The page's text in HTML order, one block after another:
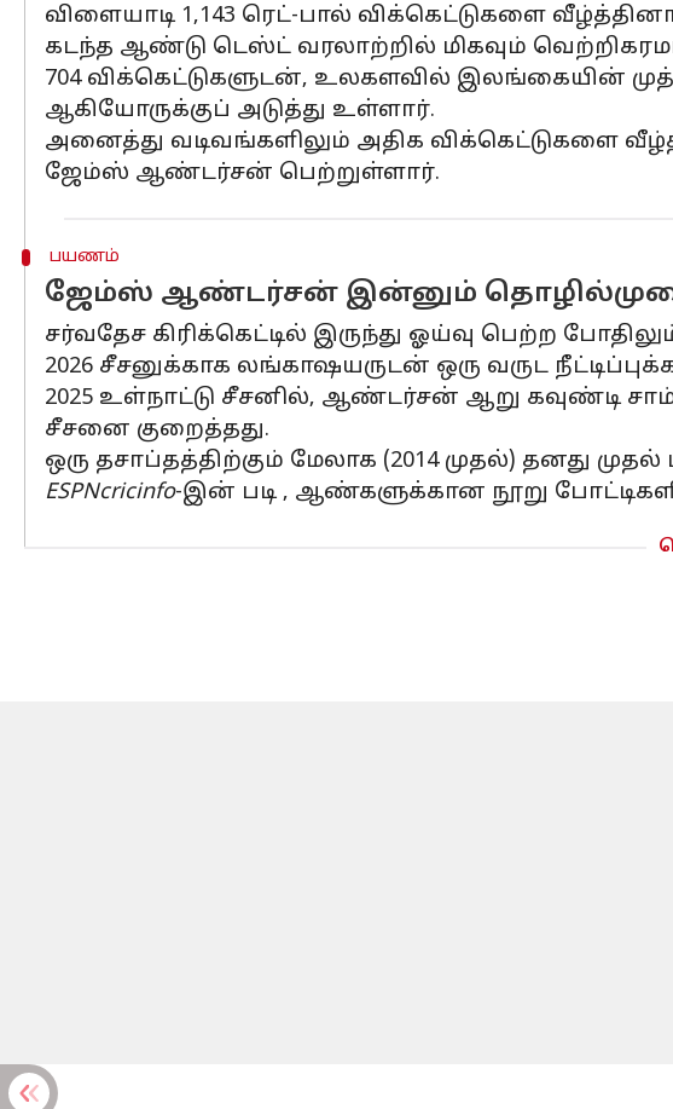
விளையாடி 1,143 ரெட்-பால் விக்கெட்டுகளை
கடந்த ஆண்டு டெஸ்ட் வரலாற்றில் மிகவும்
704 விக்கெட்டுகளுடன், உலகளவில் இலங்கையின்
ஆகியோருக்குப் அடுத்து உள்ளார்.
அனைத்து வடிவங்களிலும் அதிக விக்கெட்டுகளை
ஜேம்ஸ் ஆண்டர்சன் பெற்றுள்ளார்.
பயணம்
ஜேம்ஸ் ஆண்டர்சன் இன்னும் தொழில்முறை
சர்வதேச கிரிக்கெட்டில் இருந்து ஓய்வு பெற்ற
2026 சீசனுக்காக லங்காஷயருடன் ஒரு வருட
2025 உள்நாட்டு சீசனில், ஆண்டர்சன் ஆறு கவுண்டி
சீசனை குறைத்தது.
ஒரு தசாப்தத்திற்கும் மேலாக (2014 முதல்) தனது
ESPNcricinfo-இன் படி , ஆண்களுக்கான நூறு